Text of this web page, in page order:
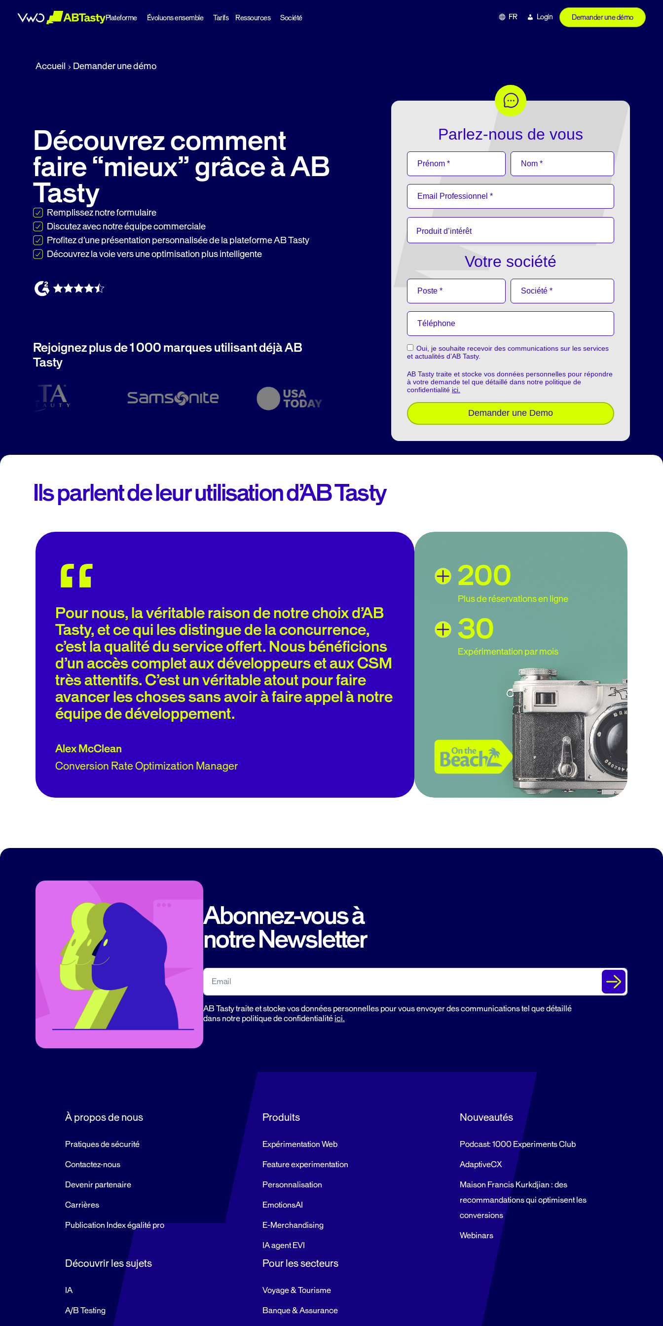
Plateforme Évoluons ensemble Tarifs Ressources Société Demander une démo
Login
FR
Accueil Demander une démo
Découvrez comment
faire “mieux” grâce à AB
Tasty
Remplissez notre formulaire
Discutez avec notre équipe commerciale
Profitez d’une présentation personnalisée de la plateforme AB Tasty
Découvrez la voie vers une optimisation plus intelligente
Rejoignez plus de 1 000 marques utilisant déjà AB
Tasty
Ils parlent de leur utilisation d’AB Tasty
“
L’équipe d’AB Tasty a tout géré avec flexibilité et
réactivité, intégrant parfaitement les widgets de
recommandations à notre marque et à nos règles
commerciales.
Delphine Audibert
Directrice Digitale chez Jacadi
12,7%
Revenu par utilisateur
10%
Taux de conversion
Abonnez-vous à
notreNewsletter
AB Tasty traite et stocke vos données personnelles pour vous envoyer des communications tel que détaillé
dans notre politique de confidentialitéici.
À propos de nous
Pratiques de sécurité
Contactez-nous
Devenir partenaire
Carrières
Publication Index égalité pro
Produits
Expérimentation Web
Feature experimentation
Personnalisation
EmotionsAI
E-Merchandising
IA agent EVI
Nouveautés
Podcast: 1000 Experiments Club
AdaptiveCX
Maison Francis Kurkdjian : des
recommandations qui optimisent les
conversions
Webinars
Découvrir les sujets
IA
A/B Testing
Pour les secteurs
Voyage & Tourisme
Banque & Assurance